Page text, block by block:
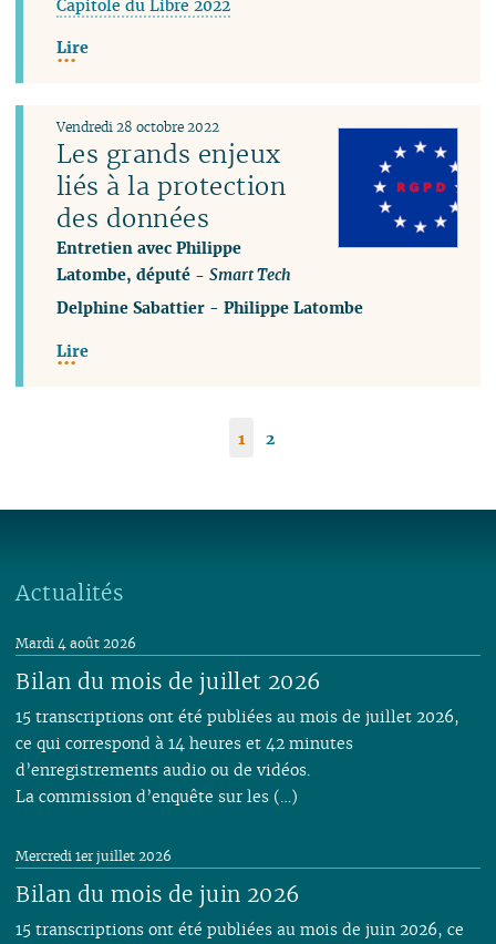
Capitole du Libre 2022
Lire
Les grands enjeux
liés à la protection
des données
Entretien avec Philippe
Latombe, député -Smart Tech
Vendredi 28 octobre 2022
Delphine Sabattier -Philippe Latombe
Lire
1 2
Actualités
Bilan du mois de juillet 2026
Mardi 4 août 2026
15 transcriptions ont été publiées au mois de juillet 2026,
ce qui correspond à 14 heures et 42 minutes
d’enregistrements audio ou de vidéos.
La commission d’enquête sur les (…)
Bilan du mois de juin 2026
Mercredi 1er juillet 2026
15 transcriptions ont été publiées au mois de juin 2026, ce